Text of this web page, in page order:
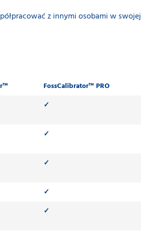
z innymi osobami w swojej
FossCalibrator™ PRO
✓
✓
✓
✓
✓